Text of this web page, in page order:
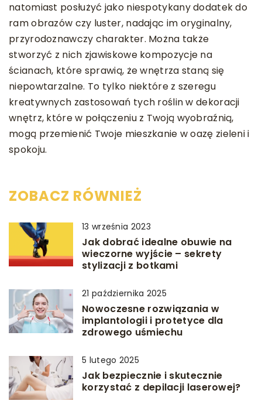
natomiast posłużyć jako niespotykany dodatek do
ram obrazów czy luster, nadając im oryginalny,
przyrodoznawczy charakter. Można także
stworzyć z nich zjawiskowe kompozycje na
ścianach, które sprawią, że wnętrza staną się
niepowtarzalne. To tylko niektóre z szeregu
kreatywnych zastosowań tych roślin w dekoracji
wnętrz, które w połączeniu z Twoją wyobraźnią,
mogą przemienić Twoje mieszkanie w oazę zieleni i
spokoju.
ZOBACZ RÓWNIEŻ
13 września 2023
Jak dobrać idealne obuwie na
wieczorne wyjście – sekrety
stylizacji z botkami
21 października 2025
Nowoczesne rozwiązania w
implantologii i protetyce dla
zdrowego uśmiechu
5 lutego 2025
Jak bezpiecznie i skutecznie
korzystać z depilacji laserowej?